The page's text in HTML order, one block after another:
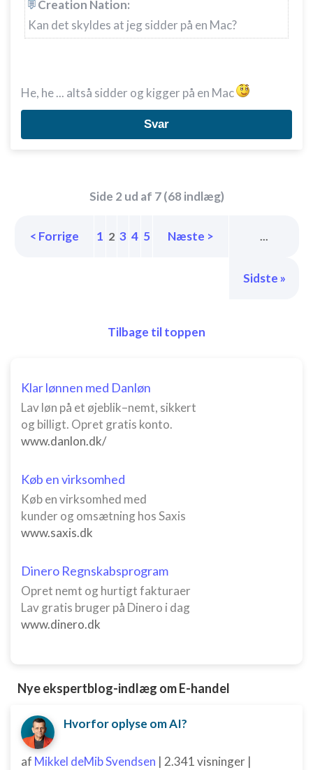
Creation Nation:
Kan det skyldes at jeg sidder på en Mac?
He, he ... altså sidder og kigger på en Mac
Svar
Side 2 ud af 7 (68 indlæg)
< Forrige 1 2 3 4 5 Næste > ...
Sidste »
Tilbage til toppen
Klar lønnen med Danløn
Lav løn på et øjeblik–nemt, sikkert
og billigt. Opret gratis konto.
www.danlon.dk/
Køb en virksomhed
Køb en virksomhed med
kunder og omsætning hos Saxis
www.saxis.dk
Dinero Regnskabsprogram
Opret nemt og hurtigt fakturaer
Lav gratis bruger på Dinero i dag
www.dinero.dk
Nye ekspertblog-indlæg om E-handel
Hvorfor oplyse om AI?
af Mikkel deMib Svendsen | 2.341 visninger |